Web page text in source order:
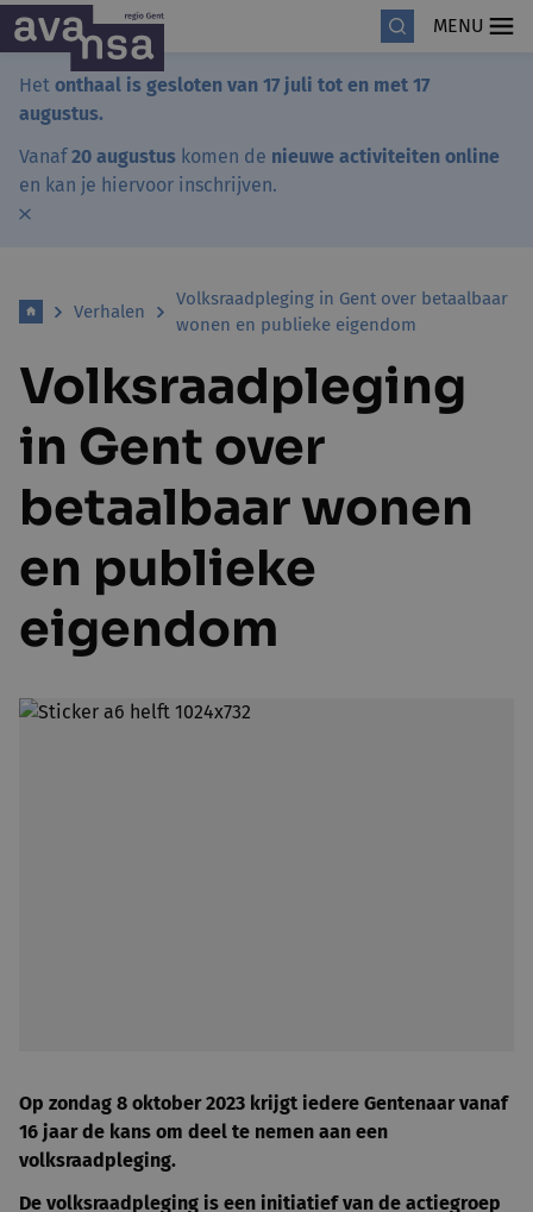
MENU
Het onthaal is gesloten van 17 juli tot en met 17
augustus.
Vanaf20 augustus komen de nieuwe activiteiten online
en kan je hiervoor inschrijven.
Verhalen
Volksraadpleging in Gent over betaalbaar
wonen en publieke eigendom
Volksraadpleging
in Gent over
betaalbaar wonen
en publieke
eigendom
Op zondag 8 oktober 2023 krijgt iedere Gentenaar vanaf
16 jaar de kans om deel te nemen aan een
volksraadpleging.
De volksraadpleging is een initiatief van de actiegroep